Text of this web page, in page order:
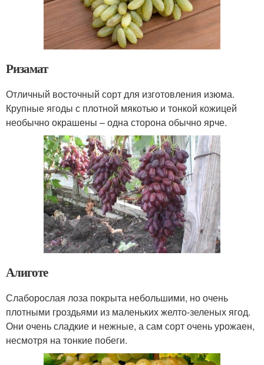
Ризамат
Отличный восточный сорт для изготовления изюма.
Крупные ягоды с плотной мякотью и тонкой кожицей
необычно окрашены – одна сторона обычно ярче.
Алиготе
Слаборослая лоза покрыта небольшими, но очень
плотными гроздьями из маленьких желто-зеленых ягод.
Они очень сладкие и нежные, а сам сорт очень урожаен,
несмотря на тонкие побеги.